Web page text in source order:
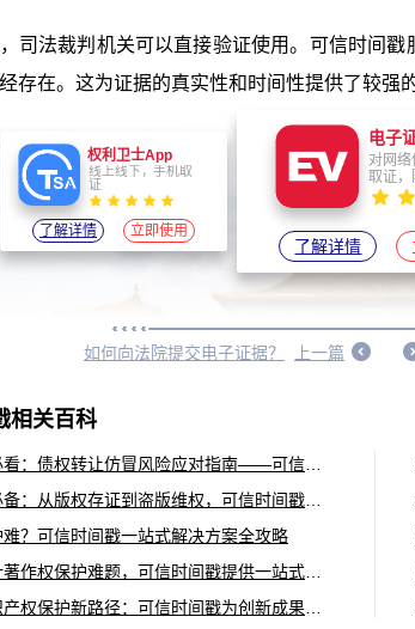
司法裁判机关可以直接验证使用。可信时间
存在。这为证据的真实性和时间性提供了较强
权利卫士App
线上线下，手机取
证
了解详情 立即使用
电子
对网
取证
了解详情
如何向法院提交电子证据？ 上一篇
相关百科
？可信时间戳一站式解决方案全攻略